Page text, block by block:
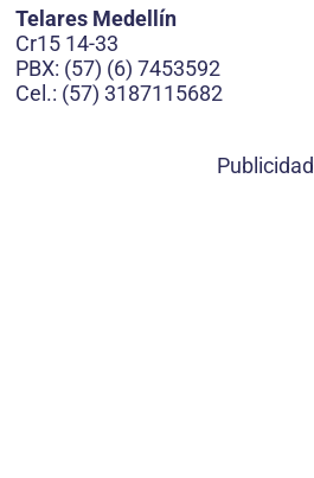
Telares Medellín
Cr15 14-33
PBX: (57) (6) 7453592
Cel.: (57) 3187115682
Publicidad